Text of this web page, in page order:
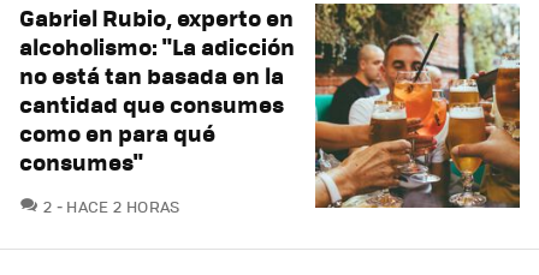
Gabriel Rubio, experto en
alcoholismo: "La adicción
no está tan basada en la
cantidad que consumes
como en para qué
consumes"
2 COMENTARIOS
HACE 2 HORAS